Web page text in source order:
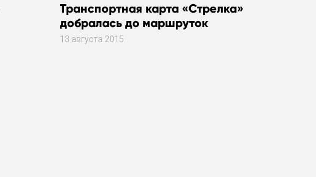
Транспортная карта «Стрелка»
добралась до маршруток
13 августа 2015